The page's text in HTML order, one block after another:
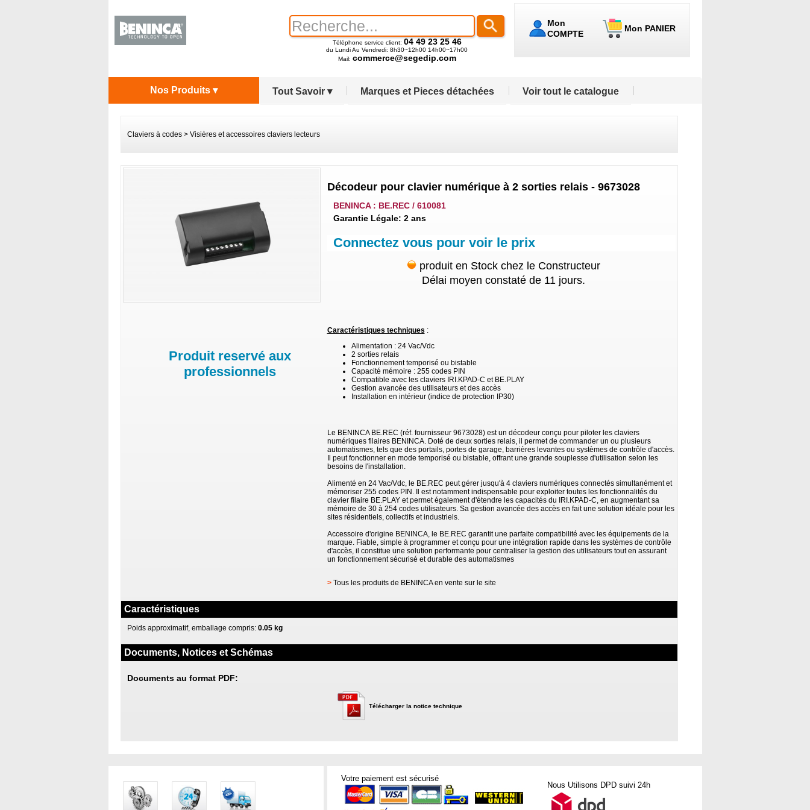
Mon
COMPTE
Mon PANIER
Téléphone service client: 04 49 23 25 46
du Lundi Au Vendredi: 8h30~12h00 14h00~17h00
Mail: commerce@segedip.com
Tout Savoir ▾ Marques et Pieces détachées Voir tout le catalogue
Nos Produits ▾
Claviers à codes> Visières et accessoires claviers lecteurs
Décodeur pour clavier numérique à 2 sorties relais - 9673028
BENINCA : BE.REC / 610081
Garantie Légale: 2 ans
Connectez vous pour voir le prix
produit en Stock chez le Constructeur
Délai moyen constaté de 11 jours.
Produit reservé aux
professionnels
Caractéristiques techniques :
Alimentation : 24 Vac/Vdc
2 sorties relais
Fonctionnement temporisé ou bistable
Capacité mémoire : 255 codes PIN
Compatible avec les claviers IRI.KPAD-C et BE.PLAY
Gestion avancée des utilisateurs et des accès
Installation en intérieur (indice de protection IP30)
Le BENINCA BE.REC (réf. fournisseur 9673028) est un décodeur conçu pour piloter les claviers
numériques filaires BENINCA. Doté de deux sorties relais, il permet de commander un ou plusieurs
automatismes, tels que des portails, portes de garage, barrières levantes ou systèmes de contrôle d'accès.
Il peut fonctionner en mode temporisé ou bistable, offrant une grande souplesse d'utilisation selon les
besoins de l'installation.
Alimenté en 24 Vac/Vdc, le BE.REC peut gérer jusqu'à 4 claviers numériques connectés simultanément et
mémoriser 255 codes PIN. Il est notamment indispensable pour exploiter toutes les fonctionnalités du
clavier filaire BE.PLAY et permet également d'étendre les capacités du IRI.KPAD-C, en augmentant sa
mémoire de 30 à 254 codes utilisateurs. Sa gestion avancée des accès en fait une solution idéale pour les
sites résidentiels, collectifs et industriels.
Accessoire d'origine BENINCA, le BE.REC garantit une parfaite compatibilité avec les équipements de la
marque. Fiable, simple à programmer et conçu pour une intégration rapide dans les systèmes de contrôle
d'accès, il constitue une solution performante pour centraliser la gestion des utilisateurs tout en assurant
un fonctionnement sécurisé et durable des automatismes
> Tous les produits de BENINCA en vente sur le site
Caractéristiques
Poids approximatif, emballage compris:0.05 kg
Documents, Notices et Schémas
Documents au format PDF:
Télécharger la notice technique
Votre paiement est sécurisé
Nous Utilisons DPD suivi 24h